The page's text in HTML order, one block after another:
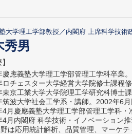
大学理工学部教授／内閣府 上席科学技術
秀男
慶應義塾大学理工学部管理工学科卒業。
ロチェスター大学経営大学院修士課程修
東京工業大学大学院理工学研究科博士
筑波大学社会工学系・講師。2002年6月
4月慶應義塾大学理工学部管理工学科・
4月内閣府 科学技術・イノベーション
は応用統計解析、品質管理、マーケテ